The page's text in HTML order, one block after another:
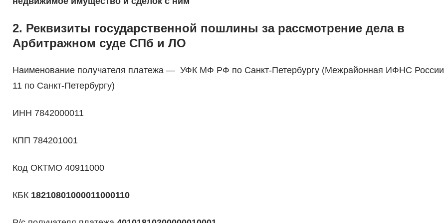
2. Реквизиты государственной пошлины за рассмотрение дела в
Арбитражном суде СПб и ЛО
Наименование получателя платежа — УФК МФ РФ по Санкт-Петербургу (Межрайонная ИФНС
11 по Санкт-Петербургу)
ИНН 7842000011
КПП 784201001
Код ОКТМО 40911000
КБК 18210801000011000110